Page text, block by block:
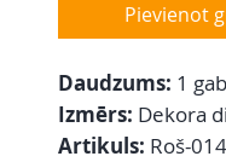
Pievienot
Daudzums: 1
Izmērs: Dekora
Artikuls: Roš-014